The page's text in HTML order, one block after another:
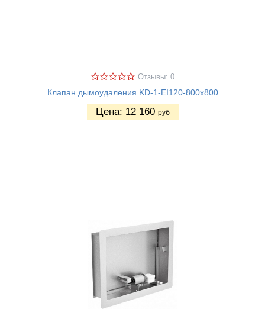
Отзывы: 0
Клапан дымоудаления KD-1-EI120-800х800
Цена: 12 160 руб